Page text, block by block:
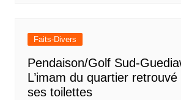
Faits-Divers
Pendaison/Golf Sud-
L’imam du quartier
ses toilettes